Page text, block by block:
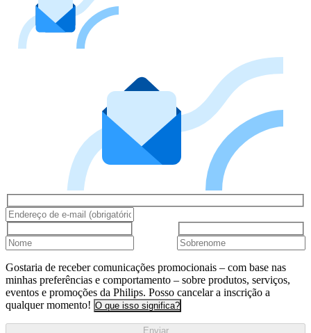
Gostaria de receber comunicações promocionais – com base nas
minhas preferências e comportamento – sobre produtos, serviços,
eventos e promoções da Philips. Posso cancelar a inscrição a
qualquer momento! O que isso significa?
Enviar